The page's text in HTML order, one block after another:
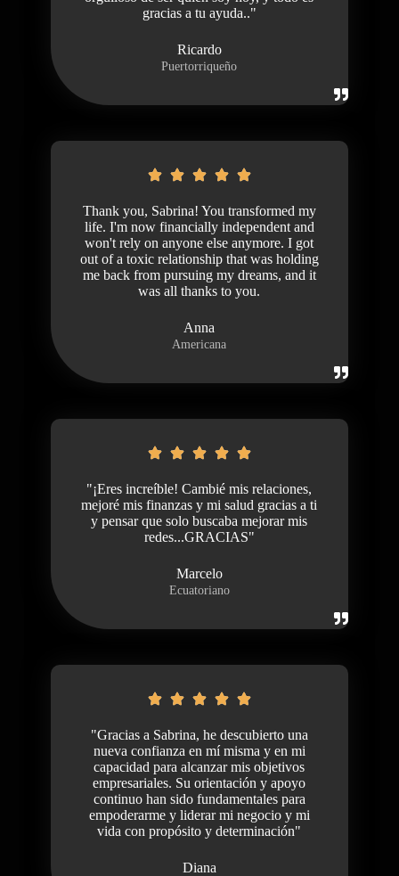
gracias a tu ayuda.."
Ricardo
Puertorriqueño
Thank you, Sabrina! You transformed my
life. I'm now financially independent and
won't rely on anyone else anymore. I got
out of a toxic relationship that was holding
me back from pursuing my dreams, and it
was all thanks to you.
Anna
Americana
"¡Eres increíble! Cambié mis relaciones,
mejoré mis finanzas y mi salud gracias a ti
y pensar que solo buscaba mejorar mis
redes...GRACIAS"
Marcelo
Ecuatoriano
"Gracias a Sabrina, he descubierto una
nueva confianza en mí misma y en mi
capacidad para alcanzar mis objetivos
empresariales. Su orientación y apoyo
continuo han sido fundamentales para
empoderarme y liderar mi negocio y mi
vida con propósito y determinación"
Diana